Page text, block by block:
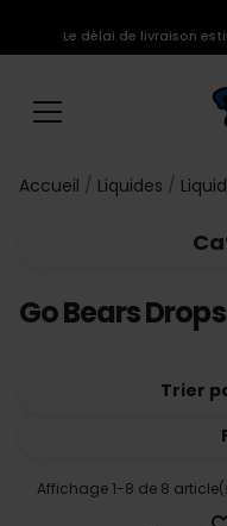
Le délai de livraison
Accueil Liquides
Go Bears Drops
Trier
Affichage 1-8 de 8